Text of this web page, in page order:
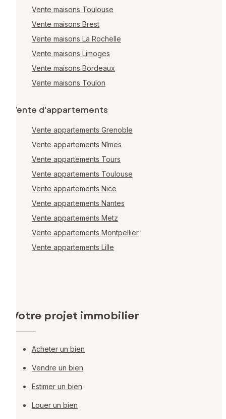
Vente maisons Toulouse
Vente maisons Brest
Vente maisons La Rochelle
Vente maisons Limoges
Vente maisons Bordeaux
Vente maisons Toulon
Vente d'appartements
Vente appartements Grenoble
Vente appartements Nîmes
Vente appartements Tours
Vente appartements Toulouse
Vente appartements Nice
Vente appartements Nantes
Vente appartements Metz
Vente appartements Montpellier
Vente appartements Lille
Votre projet immobilier
Acheter un bien
Vendre un bien
Estimer un bien
Louer un bien